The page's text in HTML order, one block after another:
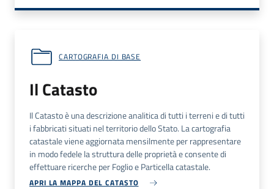
CARTOGRAFIA DI BASE
Il Catasto
Il Catasto è una descrizione analitica di tutti i terreni e di tutti
i fabbricati situati nel territorio dello Stato. La cartografia
catastale viene aggiornata mensilmente per rappresentare
in modo fedele la struttura delle proprietà e consente di
effettuare ricerche per Foglio e Particella catastale.
APRI LA MAPPA DEL CATASTO